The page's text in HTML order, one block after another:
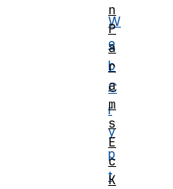
W
e
b
C
r
y
p
t
n
P
a
r
a
m
s
E
c
K